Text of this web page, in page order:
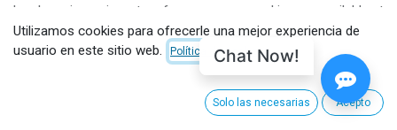
has been in our inventory for over a year and is now available at
a specially discounted price.
Utilizamos cookies para ofrecerle una mejor experiencia de
usuario en este sitio web.
Política de Cookies
Solo las necesarias Acepto
Chat Now!